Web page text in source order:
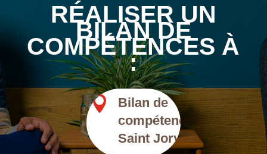
RÉALISER UN
BILAN DE
COMPÉTENCES À
:

Bilan de
compétence
Saint Jory